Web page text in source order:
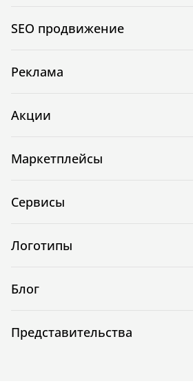
SEO продвижение
Реклама
Акции
Маркетплейсы
Сервисы
Логотипы
Блог
Представительства